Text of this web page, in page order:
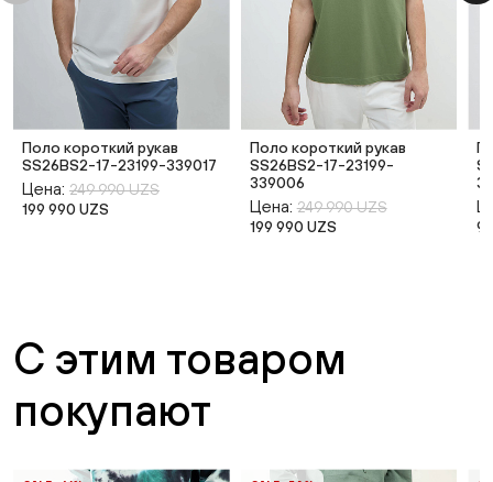
Поло короткий рукав
SS26BS2-17-23199-339017
Цена: 249 990 UZS
199 990 UZS
Поло короткий рукав
SS26BS2-17-23199-
339006
Цена: 249 990 UZS
199 990 UZS
С этим товаром
покупают